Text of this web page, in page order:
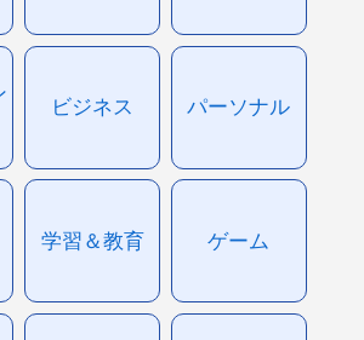
ビジネス パーソナル
学習＆教育 ゲーム